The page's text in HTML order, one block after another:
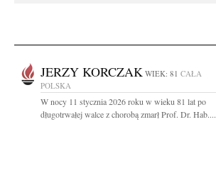
JERZY KORCZAK WIEK: 81 CAŁA
POLSKA
W nocy 11 stycznia 2026 roku w wieku 81 lat po
długotrwałej walce z chorobą zmarł Prof. Dr. Hab....